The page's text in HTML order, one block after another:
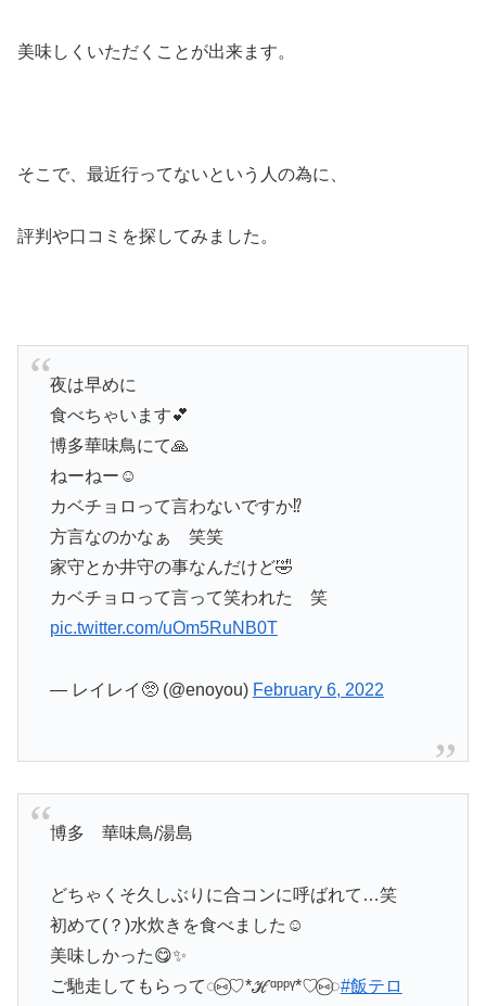
美味しくいただくことが出来ます。
そこで、最近行ってないという人の為に、
評判や口コミを探してみました。
夜は早めに
食べちゃいます💕
博多華味鳥にて🙏
ねーねー☺️
カベチョロって言わないですか⁉️
方言なのかなぁ 笑笑
家守とか井守の事なんだけど🤣
カベチョロって言って笑われた 笑
pic.twitter.com/uOm5RuNB0T
— レイレイ🥺 (@enoyou) February 6, 2022
博多 華味鳥/湯島
どちゃくそ久しぶりに合コンに呼ばれて…笑
初めて(？)水炊きを食べました☺️
美味しかった😋✨
ご馳走してもらって◌⑅⃝♡*ℋᵅᵖᵖᵞ*♡⑅⃝◌#飯テロ